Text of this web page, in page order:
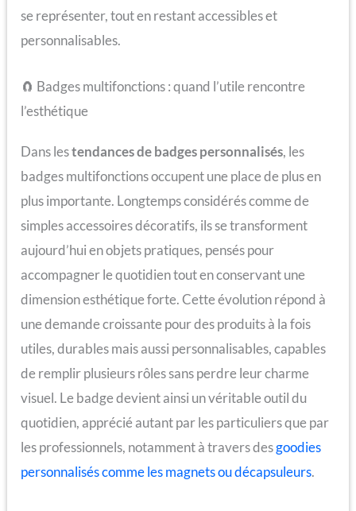
se représenter, tout en restant accessibles et
personnalisables.
🧲 Badges multifonctions : quand l’utile rencontre
l’esthétique
Dans lestendances de badges personnalisés, les
badges multifonctions occupent une place de plus en
plus importante. Longtemps considérés comme de
simples accessoires décoratifs, ils se transforment
aujourd’hui en objets pratiques, pensés pour
accompagner le quotidien tout en conservant une
dimension esthétique forte. Cette évolution répond à
une demande croissante pour des produits à la fois
utiles, durables mais aussi personnalisables, capables
de remplir plusieurs rôles sans perdre leur charme
visuel. Le badge devient ainsi un véritable outil du
quotidien, apprécié autant par les particuliers que par
les professionnels, notamment à travers desgoodies
personnalisés comme les magnets ou décapsuleurs.